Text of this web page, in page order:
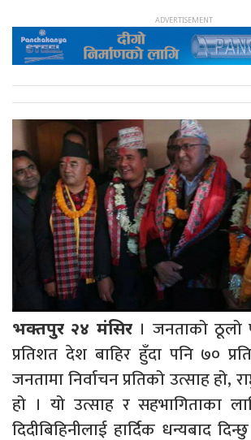
भक्तपुर २४ मंसिर। जनताको ठूलो
प्रतिशत देश बाहिर हुँदा पनि ७०
जनतामा निर्वाचन प्रतिको उत्साह हो,
हो । यो उत्साह र सहभागिताका
दिदीबिहिनीलाई हार्दिक धन्यबाद